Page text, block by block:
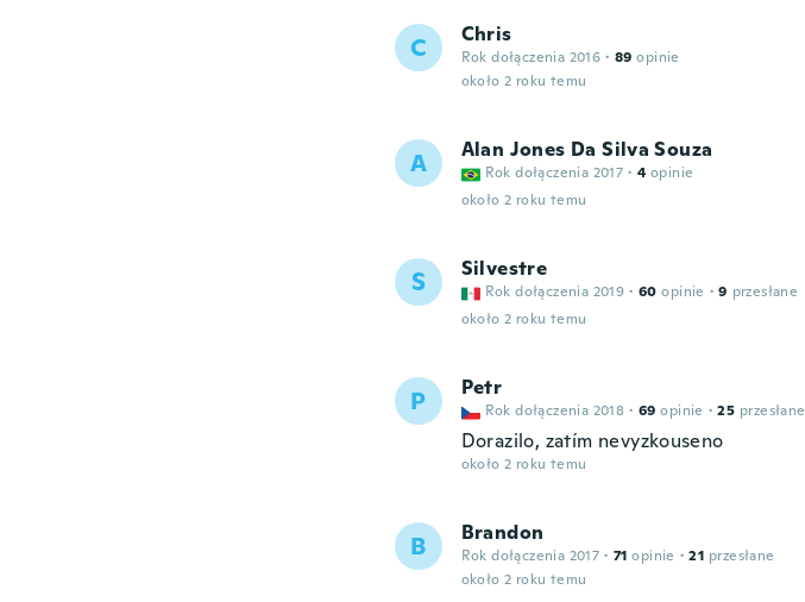
C Chris
Rok dołączenia 2016 · 89 opinie
około 2 roku temu
A Alan Jones Da Silva Souza
Rok dołączenia 2017 · 4 opinie
około 2 roku temu
S Silvestre
Rok dołączenia 2019 · 60 opinie · 9 przesłane
około 2 roku temu
P Petr
Rok dołączenia 2018 · 69 opinie · 25 przesłane
Dorazilo, zatím nevyzkouseno
około 2 roku temu
B Brandon
Rok dołączenia 2017 · 71 opinie · 21 przesłane
około 2 roku temu